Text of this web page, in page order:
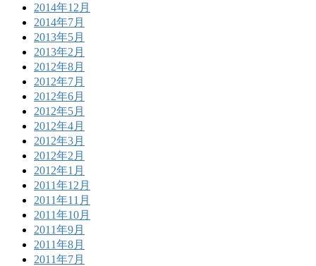
2014年12月
2014年7月
2013年5月
2013年2月
2012年8月
2012年7月
2012年6月
2012年5月
2012年4月
2012年3月
2012年2月
2012年1月
2011年12月
2011年11月
2011年10月
2011年9月
2011年8月
2011年7月